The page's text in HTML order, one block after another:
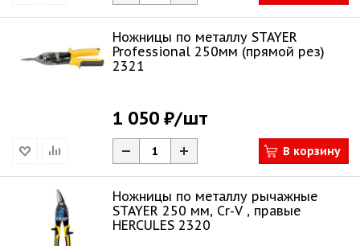
Ножницы по металлу STAYER
Professional 250мм (прямой рез)
2321
1 050 ₽/шт
В корзину
Ножницы по металлу рычажные
STAYER 250 мм, Cr-V , правые
HERCULES 2320